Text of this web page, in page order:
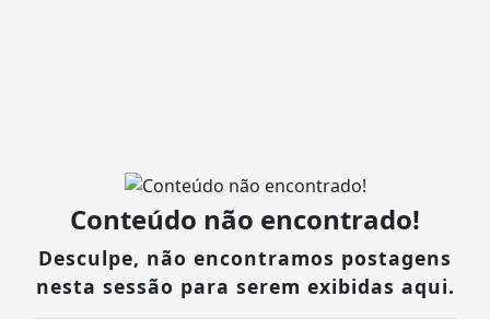
Conteúdo não encontrado!
Desculpe, não encontramos postagens
nesta sessão para serem exibidas aqui.